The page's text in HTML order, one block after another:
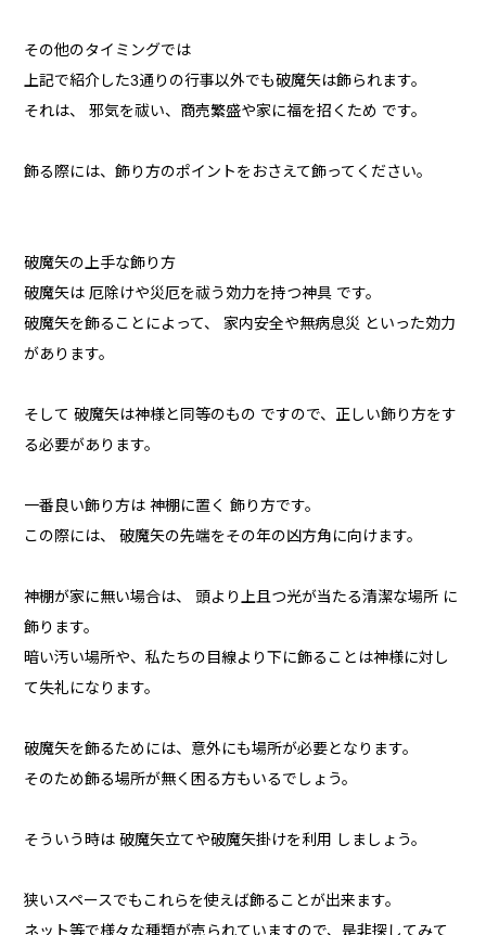
その他のタイミングでは
上記で紹介した3通りの行事以外でも破魔矢は飾られます。
それは、 邪気を祓い、商売繁盛や家に福を招くため です。
飾る際には、飾り方のポイントをおさえて飾ってください。
破魔矢の上手な飾り方
破魔矢は 厄除けや災厄を祓う効力を持つ神具 です。
破魔矢を飾ることによって、 家内安全や無病息災 といった効力
があります。
そして 破魔矢は神様と同等のもの ですので、正しい飾り方をす
る必要があります。
一番良い飾り方は 神棚に置く 飾り方です。
この際には、 破魔矢の先端をその年の凶方角に向けます。
神棚が家に無い場合は、 頭より上且つ光が当たる清潔な場所 に
飾ります。
暗い汚い場所や、私たちの目線より下に飾ることは神様に対し
て失礼になります。
破魔矢を飾るためには、意外にも場所が必要となります。
そのため飾る場所が無く困る方もいるでしょう。
そういう時は 破魔矢立てや破魔矢掛けを利用 しましょう。
狭いスペースでもこれらを使えば飾ることが出来ます。
ネット等で様々な種類が売られていますので、是非探してみて